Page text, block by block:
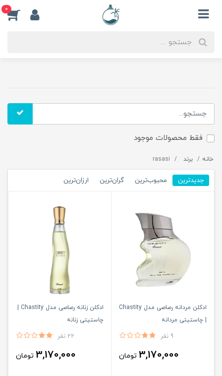
0
فقط محصولات موجود
خانه برند rasasi
جدیدترین محبوب‌ترین گران‌ترین ارزان‌ترین
ادکلن مردانه رصاصی مدل Chastity
| چاستیتی مردانه
9 نفر
3,170,000 تومان
ادکلن زنانه رصاصی مدل Chastity |
چاستیتی زنانه
22 نفر
3,170,000 تومان